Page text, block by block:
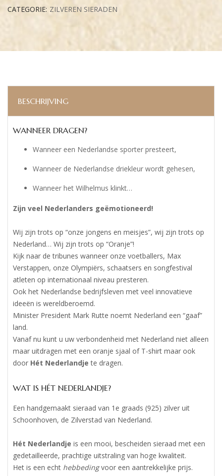
CATEGORIE: ZILVEREN SIERADEN
BESCHRIJVING
WANNEER DRAGEN?
Wanneer een Nederlandse sporter presteert,
Wanneer de Nederlandse driekleur wordt gehesen,
Wanneer het Wilhelmus klinkt…
Zijn veel Nederlanders geëmotioneerd!
Wij zijn trots op “onze jongens en meisjes”, wij zijn trots op
Nederland… Wij zijn trots op “Oranje”!
Kijk naar de tribunes wanneer onze voetballers, Max
Verstappen, onze Olympiërs, schaatsers en songfestival
atleten op internationaal niveau presteren.
Ook het Nederlandse bedrijfsleven met veel innovatieve
ideeën is wereldberoemd.
Minister President Mark Rutte noemt Nederland een “gaaf”
land.
Vanaf nu kunt u uw verbondenheid met Nederland niet alleen
maar uitdragen met een oranje sjaal of T-shirt maar ook
door Hét Nederlandje te dragen.
WAT IS HÉT NEDERLANDJE?
Een handgemaakt sieraad van 1e graads (925) zilver uit
Schoonhoven, de Zilverstad van Nederland.
Hét Nederlandje is een mooi, bescheiden sieraad met een
gedetailleerde, prachtige uitstraling van hoge kwaliteit.
Het is een echt hebbedingvoor een aantrekkelijke prijs.